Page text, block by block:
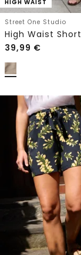
HIGH WAIST
Street One Studio
39,99 €